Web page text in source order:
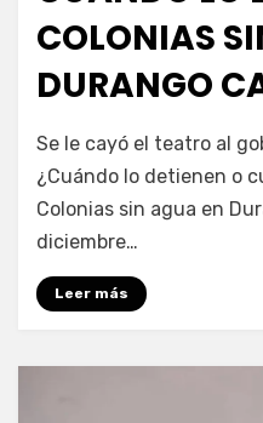
COLONIAS
DURANGO
por Fernando Miranda
Se le cayó el teatro al
¿Cuándo lo detienen o
Colonias sin agua en
diciembre…
Leer más